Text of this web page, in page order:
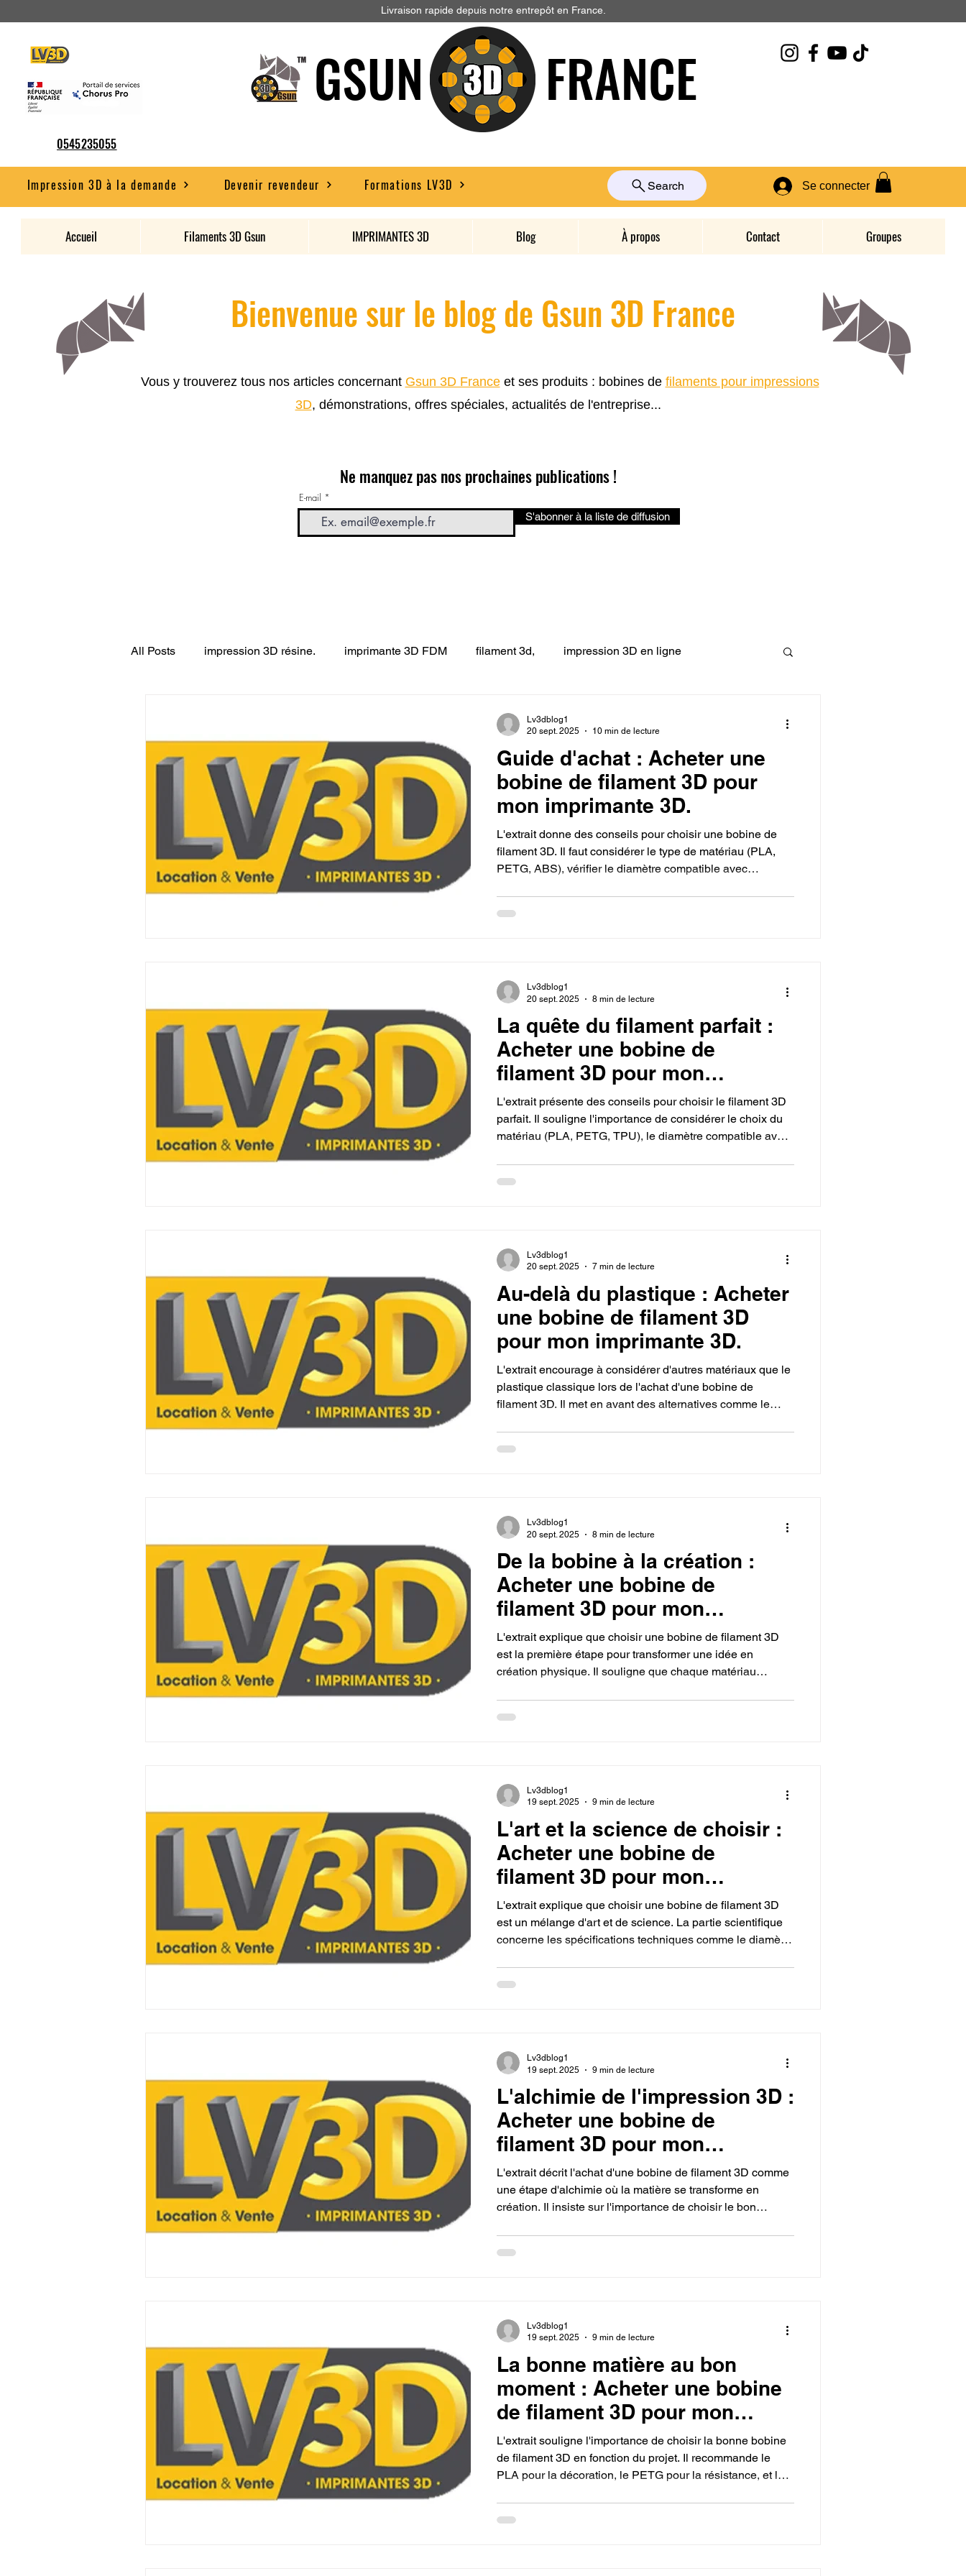
Livraison rapide depuis notre entrepôt en France.
0545235055
GSUN FRANCE
Impression 3D à la demande Devenir revendeur Formations LV3D Se connecter
Search
Accueil Filaments 3D Gsun IMPRIMANTES 3D Blog À propos Contact Groupes
Bienvenue sur le blog de Gsun 3D France
Vous y trouverez tous nos articles concernant Gsun 3D Franceet ses produits : bobines de filaments pour impressions
3D, démonstrations, offres spéciales, actualités de l'entreprise...
Ne manquez pas nos prochaines publications !
E-mail
S'abonner à la liste de diffusion
All Posts impression 3D résine. imprimante 3D FDM filament 3d, impression 3D en ligne
SCANNER 3D Formation à l'impression 3D CPF impression 3D à la demande Formation 3D en ligne.
filament 3D Refaire une piece en 3D Filament PETG
Entretien imprimante 3D postraitement SNAPMAKER
Guide d'achat : Acheter une
bobine de filament 3D pour
mon imprimante 3D.
L'extrait donne des conseils pour choisir une bobine de
filament 3D. Il faut considérer le type de matériau (PLA,
PETG, ABS), vérifier le diamètre compatible avec
d'impression pour de bons résultats.
Lv3dblog1
20 sept. 2025
10 min de lecture
La quête du filament parfait :
Acheter une bobine de
filament 3D pour mon
imprimante 3D.
L'extrait présente des conseils pour choisir le filament 3D
parfait. Il souligne l'importance de considérer le choix du
matériau (PLA, PETG, TPU), le diamètre compatible avec
Lv3dblog1
20 sept. 2025
8 min de lecture
Au-delà du plastique : Acheter
une bobine de filament 3D
pour mon imprimante 3D.
L'extrait encourage à considérer d'autres matériaux que le
plastique classique lors de l'achat d'une bobine de
filament 3D. Il met en avant des alternatives comme le
matériau permet de créer des pièces fonctionnelles,
Lv3dblog1
20 sept. 2025
7 min de lecture
De la bobine à la création :
Acheter une bobine de
filament 3D pour mon
imprimante 3D.
L'extrait explique que choisir une bobine de filament 3D
est la première étape pour transformer une idée en
création physique. Il souligne que chaque matériau
concrétiser ses projets, qu'ils soient artistiques,
Lv3dblog1
20 sept. 2025
8 min de lecture
L'art et la science de choisir :
Acheter une bobine de
filament 3D pour mon
imprimante 3D.
L'extrait explique que choisir une bobine de filament 3D
est un mélange d'art et de science. La partie scientifique
concerne les spécifications techniques comme le diamètre
l'esthétique et à l'usage de la création.
Lv3dblog1
19 sept. 2025
9 min de lecture
L'alchimie de l'impression 3D :
Acheter une bobine de
filament 3D pour mon
imprimante 3D.
L'extrait décrit l'achat d'une bobine de filament 3D comme
une étape d'alchimie où la matière se transforme en
création. Il insiste sur l'importance de choisir le bon
devenir un "alchimiste du numérique".
Lv3dblog1
19 sept. 2025
9 min de lecture
La bonne matière au bon
moment : Acheter une bobine
de filament 3D pour mon
imprimante 3D.
L'extrait souligne l'importance de choisir la bonne bobine
de filament 3D en fonction du projet. Il recommande le
PLA pour la décoration, le PETG pour la résistance, et le
Lv3dblog1
19 sept. 2025
9 min de lecture